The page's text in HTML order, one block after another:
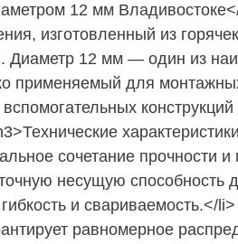
12 мм
изготовленный из
Диаметр 12 мм — один из
применяемый для
сочетание прочности и
несущую способность
и свариваемость.</
равномерное